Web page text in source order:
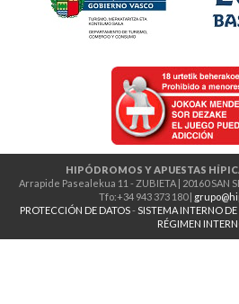
HIPÓDROMOS Y APUESTAS
Arrapide Pasealekua 11 - ZUBIETA | 20160 SAN
Tfo:+34 943 373 180 |
PROTECCIÓN DE DATOS-SISTEMA INTERNO
RÉGIMEN